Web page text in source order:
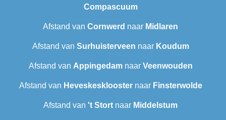
Compascuum
Afstand van Cornwerd naar Midlaren
Afstand van Surhuisterveen naar Koudum
Afstand van Appingedamnaar Veenwouden
Afstand van Heveskesklooster‎naar Finsterwolde
Afstand van 't Stort naar Middelstum